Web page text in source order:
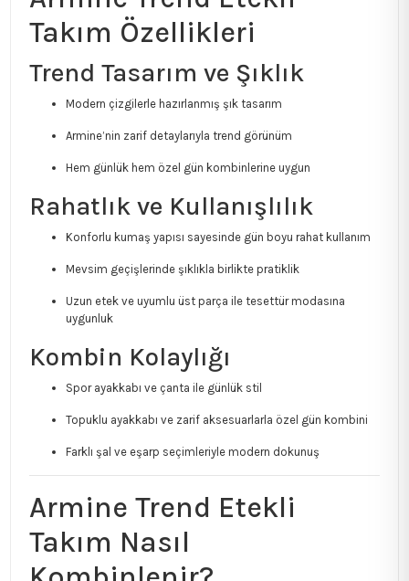
Takım Özellikleri
Trend Tasarım ve Şıklık
Modern çizgilerle hazırlanmış şık tasarım
Armine’nin zarif detaylarıyla trend görünüm
Hem günlük hem özel gün kombinlerine uygun
Rahatlık ve Kullanışlılık
Konforlu kumaş yapısı sayesinde gün boyu rahat kullanım
Mevsim geçişlerinde şıklıkla birlikte pratiklik
Uzun etek ve uyumlu üst parça ile tesettür modasına
uygunluk
Kombin Kolaylığı
Spor ayakkabı ve çanta ile günlük stil
Topuklu ayakkabı ve zarif aksesuarlarla özel gün kombini
Farklı şal ve eşarp seçimleriyle modern dokunuş
Armine Trend Etekli
Takım Nasıl